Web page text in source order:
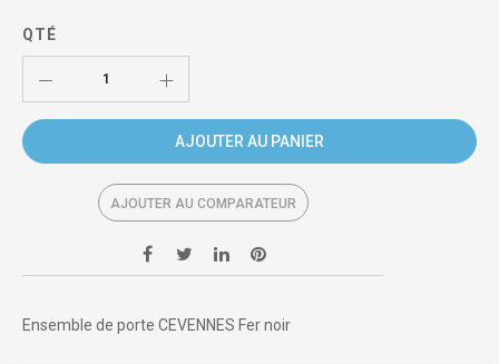
QTÉ
AJOUTER AU PANIER
AJOUTER AU COMPARATEUR
Ensemble de porte CEVENNES Fer noir